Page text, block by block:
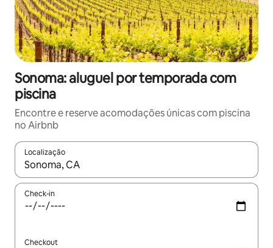
Sonoma: aluguel por temporada com
piscina
Encontre e reserve acomodações únicas com piscina
no Airbnb
Localização
Quando os resultados estiverem disponíveis, explore-os
Check-in
Checkout